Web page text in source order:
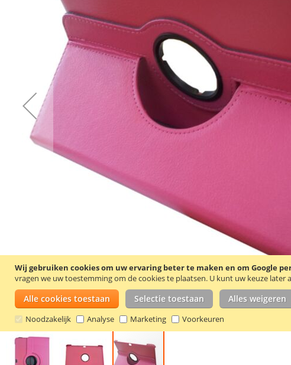
Wij gebruiken cookies om uw ervaring beter te maken en om Google
vragen we uw toestemming om de cookies te plaatsen. U kunt uw keuze later
Alle cookies toestaan Selectie toestaan Alles weigeren
Noodzakelijk Analyse Marketing Voorkeuren